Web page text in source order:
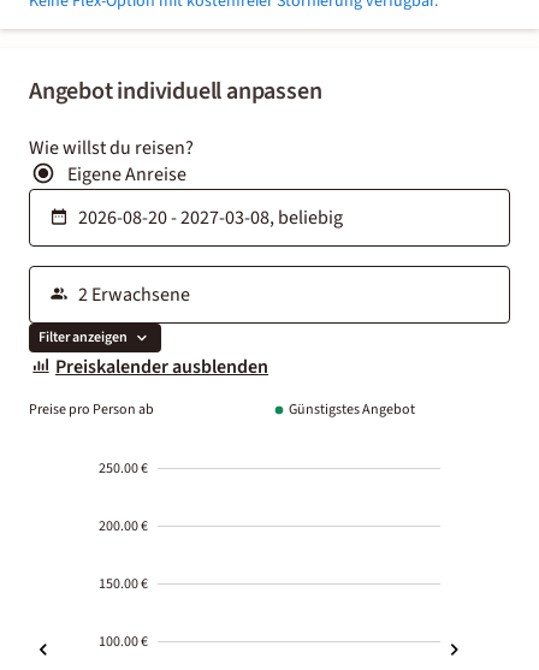
Angebot individuell anpassen
Wie willst du reisen?
Eigene Anreise
Filter anzeigen
Preiskalender ausblenden
Preise pro Person ab Günstigstes Angebot
250.00 €
200.00 €
150.00 €
100.00 €